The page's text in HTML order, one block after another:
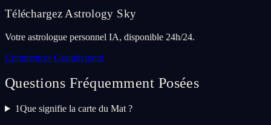
Téléchargez Astrology Sky
Votre astrologue personnel IA, disponible 24h/24.
Commencer Gratuitement
Questions Fréquemment Posées
1Que signifie la carte du Mat ?